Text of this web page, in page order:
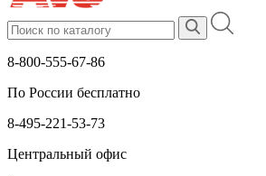
8-800-555-67-86
По России бесплатно
8-495-221-53-73
Центральный офис